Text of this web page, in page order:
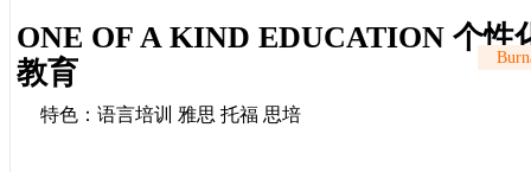
ONE OF A KIND EDUCATION 个性
教育
特色：语言培训 雅思 托福 思培